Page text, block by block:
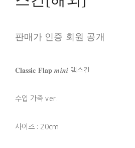
판매가 인증 회원 공개
𝐂𝐥𝐚𝐬𝐬𝐢𝐜 𝐅𝐥𝐚𝐩 𝒎𝒊𝒏𝒊 램스킨
수입 가죽 ver.
사이즈 : 20cm